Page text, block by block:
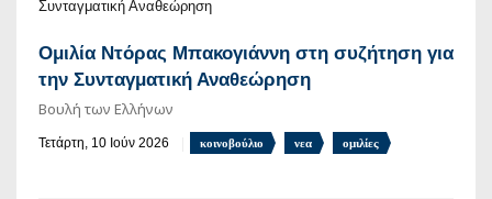
Oμιλία Ντόρας Μπακογιάννη στη συζήτηση για
την Συνταγματική Αναθεώρηση
Βουλή των Ελλήνων
Τετάρτη, 10 Ιούν 2026 κοινοβούλιο νεα ομιλίες